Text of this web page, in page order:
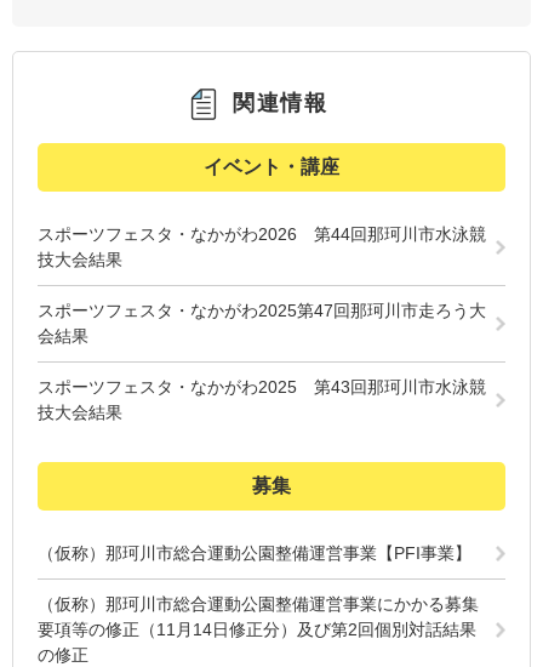
関連情報
イベント・講座
スポーツフェスタ・なかがわ2026 第44回那珂川市水泳競
技大会結果
スポーツフェスタ・なかがわ2025第47回那珂川市走ろう大
会結果
スポーツフェスタ・なかがわ2025 第43回那珂川市水泳競
技大会結果
募集
（仮称）那珂川市総合運動公園整備運営事業【PFI事業】
（仮称）那珂川市総合運動公園整備運営事業にかかる募集
要項等の修正（11月14日修正分）及び第2回個別対話結果
の修正